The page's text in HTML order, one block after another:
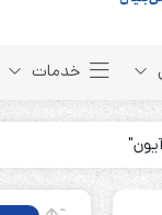
مبانی باتری
خدمات